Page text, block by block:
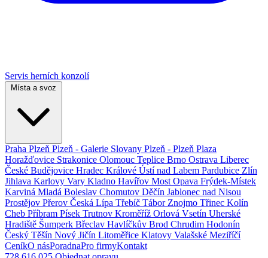
Servis herních konzolí
Místa a svoz
Praha Plzeň Plzeň - Galerie Slovany Plzeň - Plzeň Plaza
Horažďovice Strakonice Olomouc Teplice Brno Ostrava Liberec
České Budějovice Hradec Králové Ústí nad Labem Pardubice Zlín
Jihlava Karlovy Vary Kladno Havířov Most Opava Frýdek-Místek
Karviná Mladá Boleslav Chomutov Děčín Jablonec nad Nisou
Prostějov Přerov Česká Lípa Třebíč Tábor Znojmo Třinec Kolín
Cheb Příbram Písek Trutnov Kroměříž Orlová Vsetín Uherské
Hradiště Šumperk Břeclav Havlíčkův Brod Chrudim Hodonín
Český Těšín Nový Jičín Litoměřice Klatovy Valašské Meziříčí
CeníkO násPoradnaPro firmyKontakt